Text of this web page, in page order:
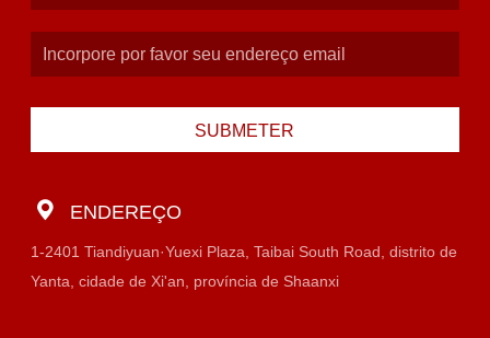
SUBMETER
ENDEREÇO
1-2401 Tiandiyuan·Yuexi Plaza, Taibai South Road, distrito de
Yanta, cidade de Xi'an, província de Shaanxi